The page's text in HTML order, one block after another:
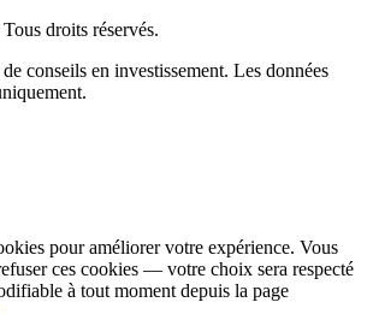
droits réservés.
conseils en investissement. Les données
pour améliorer votre expérience. Vous
ces cookies — votre choix sera respecté
à tout moment depuis la page